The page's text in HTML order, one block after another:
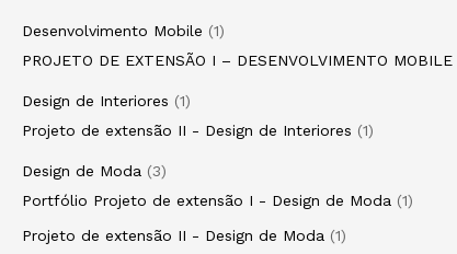
Desenvolvimento Mobile
1
PROJETO DE EXTENSÃO I – DESENVOLVIMENTO MOBILE
Design de Interiores
1
Projeto de extensão II - Design de Interiores
1
Design de Moda
3
Portfólio Projeto de extensão I - Design de Moda
1
Projeto de extensão II - Design de Moda
1